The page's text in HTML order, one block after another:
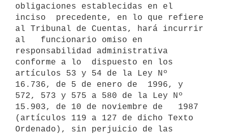
obligaciones establecidas en el
inciso  precedente, en lo que refiere
al Tribunal de Cuentas, hará incurrir
al   funcionario omiso en
responsabilidad administrativa
conforme a lo  dispuesto en los
artículos 53 y 54 de la Ley Nº
16.736, de 5 de enero de  1996, y
572, 573 y 575 a 580 de la Ley Nº
15.903, de 10 de noviembre de   1987
(artículos 119 a 127 de dicho Texto
Ordenado), sin perjuicio de las